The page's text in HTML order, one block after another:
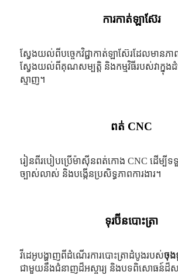
ការកាត់ឡាស៊ែរ
ស្វែងយល់ពីបច្ចេកវិជ្ជាកាត់ឡាស៊ែរដែលមានភ
ស្វែងយល់ពីគុណសម្បត្តិ និងកម្មវិធីរបស់វាក្នុង
ស្មាញ។
ពត់ CNC
រៀនពីរបៀបប្រើម៉ាស៊ីនពត់កោង CNC ដើម្បីទ
ច្បាស់លាស់ និងបង្កើនប្រសិទ្ធភាពការងារ។
ទុរប៊ីនបោះត្រា
វីដេអូបង្ហាញពីដំណើរការបោះត្រាដំបូងរបស់ចុង
ជាមួយនឹងជំនាញដ៏អស្ចារ្យ និងបទពិសោធន៍ដ៏ស